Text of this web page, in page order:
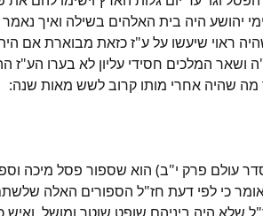
יהושע היה בית האלהים בשילה ואיך
ראוי שיעשו על ע"ז כזאת מבוארת
ושאר המלכים חסידי עליון לא בערו
מה שהיה אחרי מותו קרוב לשש מאות שנה:
עולם פרק י"ב) הוא שספור פסל מיכה
כי לפי דעת חז"ל הספורים האלה